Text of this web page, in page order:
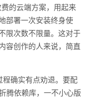
的云端方案，用起来
部署一次安装终身使
限次数不限量。这对于
容创作的人来说，简直
确实有点劝退。要配
腾依赖库，一不小心版